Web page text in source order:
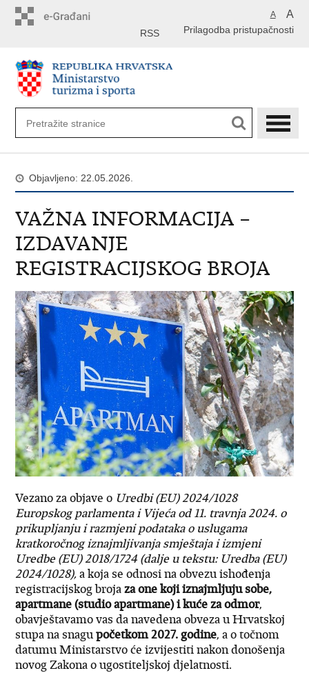
A A
Prilagodba pristupačnosti
RSS
Objavljeno: 22.05.2026.
VAŽNA INFORMACIJA –
IZDAVANJE
REGISTRACIJSKOG BROJA
Vezano za objave o Uredbi (EU) 2024/1028
Europskog parlamenta i Vijeća od 11. travnja 2024. o
prikupljanju i razmjeni podataka o uslugama
kratkoročnog iznajmljivanja smještaja i izmjeni
Uredbe (EU) 2018/1724 (dalje u tekstu: Uredba (EU)
2024/1028),a koja se odnosi na obvezu ishođenja
registracijskog brojaza one koji iznajmljuju sobe,
apartmane (studio apartmane) i kuće za odmor,
obavještavamo vas da navedena obveza u Hrvatskoj
stupa na snagupočetkom 2027. godine, a o točnom
datumu Ministarstvo će izvijestiti nakon donošenja
novog Zakona o ugostiteljskoj djelatnosti.